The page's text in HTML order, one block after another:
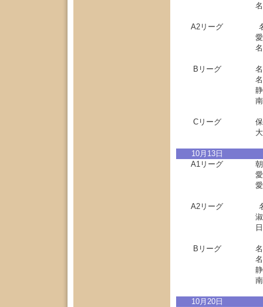
A2リーグ
Bリーグ
Cリーグ
10月13日
A1リーグ
A2リーグ
Bリーグ
10月20日